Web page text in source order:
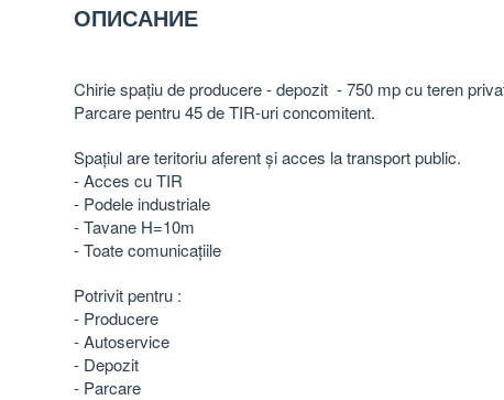
ОПИСАНИЕ
Chirie spațiu de producere - depozit - 750 mp cu teren
Parcare pentru 45 de TIR-uri concomitent.
Spațiul are teritoriu aferent și acces la transport public.
- Acces cu TIR
- Podele industriale
- Tavane H=10m
- Toate comunicațiile
Potrivit pentru :
- Producere
- Autoservice
- Depozit
- Parcare